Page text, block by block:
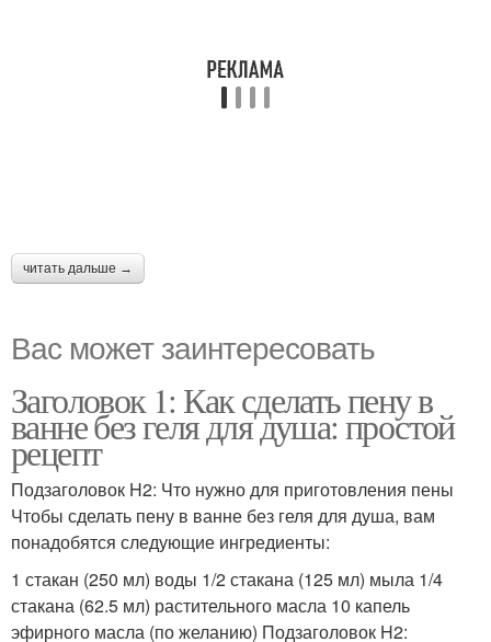
читать дальше →
Вас может заинтересовать
Заголовок 1: Как сделать пену в
ванне без геля для душа: простой
рецепт
Подзаголовок H2: Что нужно для приготовления пены
Чтобы сделать пену в ванне без геля для душа, вам
понадобятся следующие ингредиенты:
1 стакан (250 мл) воды 1/2 стакана (125 мл) мыла 1/4
стакана (62.5 мл) растительного масла 10 капель
эфирного масла (по желанию) Подзаголовок H2: